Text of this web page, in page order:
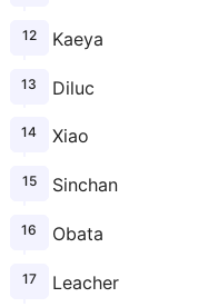
Kaeya
Diluc
Xiao
Sinchan
Obata
Leacher